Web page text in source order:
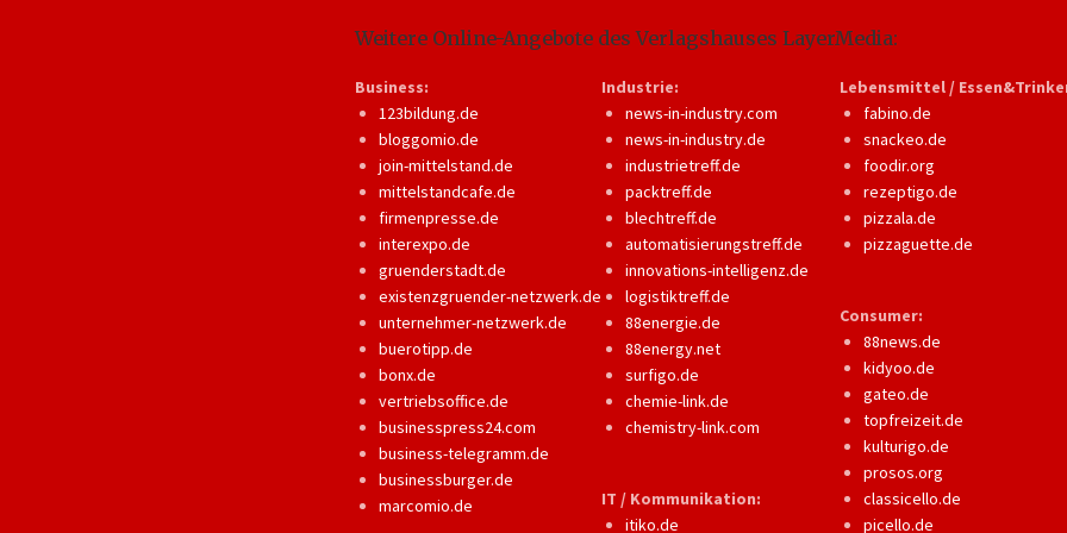
Weitere Online-Angebote des Verlagshauses LayerMedia:
Business:
123bildung.de
bloggomio.de
join-mittelstand.de
mittelstandcafe.de
firmenpresse.de
interexpo.de
gruenderstadt.de
existenzgruender-netzwerk.de
unternehmer-netzwerk.de
buerotipp.de
bonx.de
vertriebsoffice.de
businesspress24.com
business-telegramm.de
businessburger.de
marcomio.de
Industrie:
news-in-industry.com
news-in-industry.de
industrietreff.de
packtreff.de
blechtreff.de
automatisierungstreff.de
innovations-intelligenz.de
logistiktreff.de
88energie.de
88energy.net
surfigo.de
chemie-link.de
chemistry-link.com
IT / Kommunikation:
itiko.de
Lebensmittel /
fabino.de
snackeo.de
foodir.org
rezeptigo.de
pizzala.de
pizzaguette.de
Consumer:
88news.de
kidyoo.de
gateo.de
topfreizeit.de
kulturigo.de
prosos.org
classicello.de
picello.de